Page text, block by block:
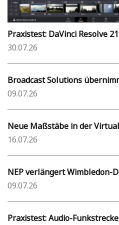
Praxistest: DaVinci Resolve 21
30.07.26
Broadcast Solutions
09.07.26
Neue Maßstäbe in der
16.07.26
NEP verlängert Wimbledon-
09.07.26
Praxistest: Audio-